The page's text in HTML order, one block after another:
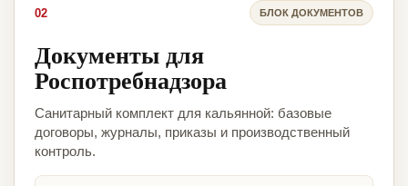
02 БЛОК ДОКУМЕНТОВ
Документы для
Роспотребнадзора
Санитарный комплект для кальянной: базовые
договоры, журналы, приказы и производственный
контроль.